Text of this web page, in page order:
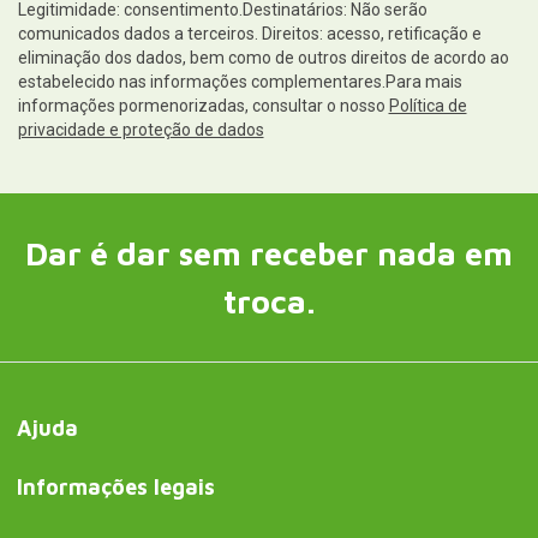
Legitimidade: consentimento.Destinatários: Não serão
comunicados dados a terceiros. Direitos: acesso, retificação e
eliminação dos dados, bem como de outros direitos de acordo ao
estabelecido nas informações complementares.Para mais
informações pormenorizadas, consultar o nosso Política de
privacidade e proteção de dados
Dar é dar sem receber nada em
troca.
Ajuda
Informações legais